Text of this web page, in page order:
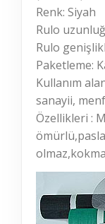
Renk: Siyah
Rulo
Rulo
Paketleme:
Kullanım
sanayii,
Özellikleri :